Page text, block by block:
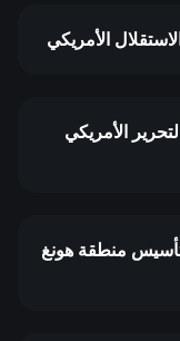
الأمريكي
الأمريكي
منطقة هونغ